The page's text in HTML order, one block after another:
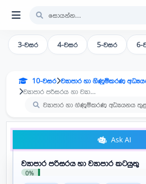
3-වසර 4-වසර 5-වසර 6-
10-වසර ව්‍යාපාර හා ගිණුමිකරණ
ව්‍යාපාර පරිසරය හා ව්‍යාපාර කටයුතු
Ask AI
ව්‍යාපාර පරිසරය හා ව්‍යාපාර කටයුතු
0%